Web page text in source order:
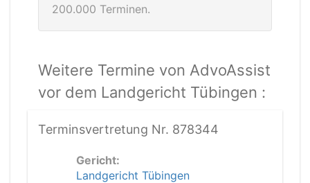
200.000 Terminen.
Weitere Termine von AdvoAssist
vor dem Landgericht Tübingen :
Terminsvertretung Nr. 878344
Gericht:
Landgericht Tübingen